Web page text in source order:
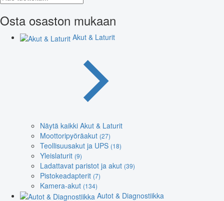
Osta osaston mukaan
Akut & Laturit
Näytä kaikki Akut & Laturit
Moottoripyöräakut (27)
Teollisuusakut ja UPS (18)
Yleislaturit (9)
Ladattavat paristot ja akut (39)
Pistokeadapterit (7)
Kamera-akut (134)
Autot & Diagnostiikka